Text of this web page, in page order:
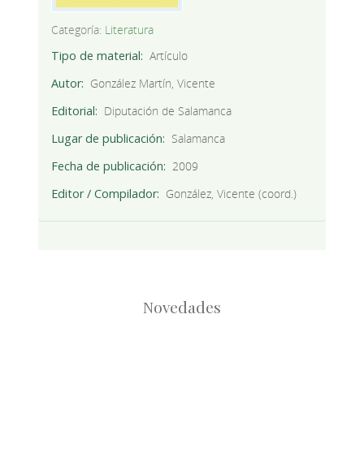
Categoría: Literatura
Tipo de material
Artículo
Autor
González Martín, Vicente
Editorial
Diputación de Salamanca
Lugar de publicación
Salamanca
Fecha de publicación
2009
Editor / Compilador
González, Vicente (coord.)
Novedades